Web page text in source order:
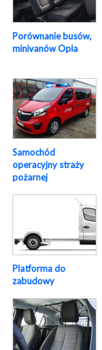
Porównanie busów,
minivanów Opla
Samochód
operacyjny straży
pożarnej
Platforma do
zabudowy